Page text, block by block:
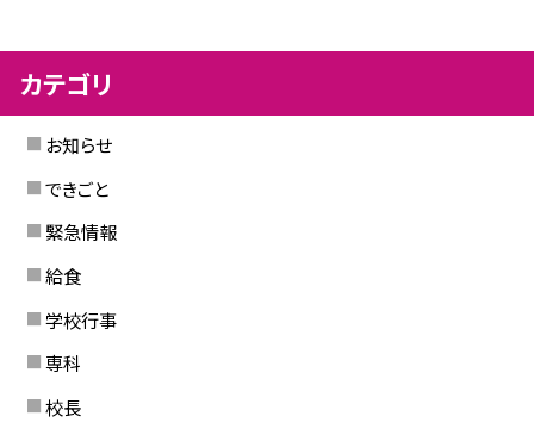
カテゴリ
お知らせ
できごと
緊急情報
給食
学校行事
専科
校長